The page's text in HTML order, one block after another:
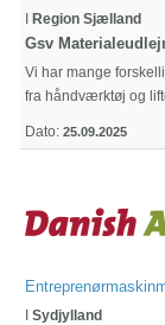
I Region Sjælland
Gsv
Vi har mange
fra håndværktøj og
Dato: 25.09.2025
I Sydjylland